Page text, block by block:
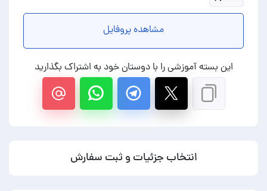
مشاهده پروفایل
این بسته آموزشی را با دوستان خود به اشتراک بگذارید
انتخاب جزئیات و ثبت سفارش